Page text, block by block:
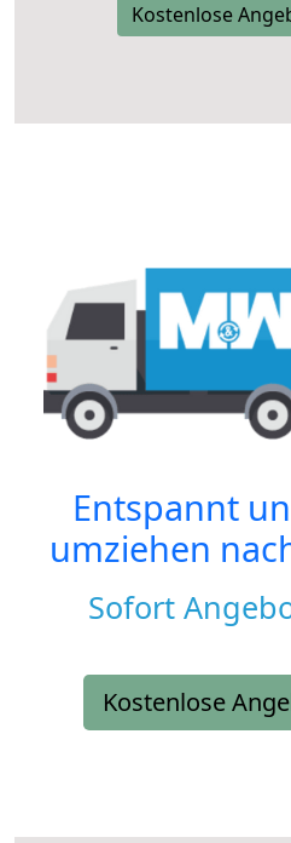
Kostenlose
Entspannt
umziehen
Sofort
Kostenlose